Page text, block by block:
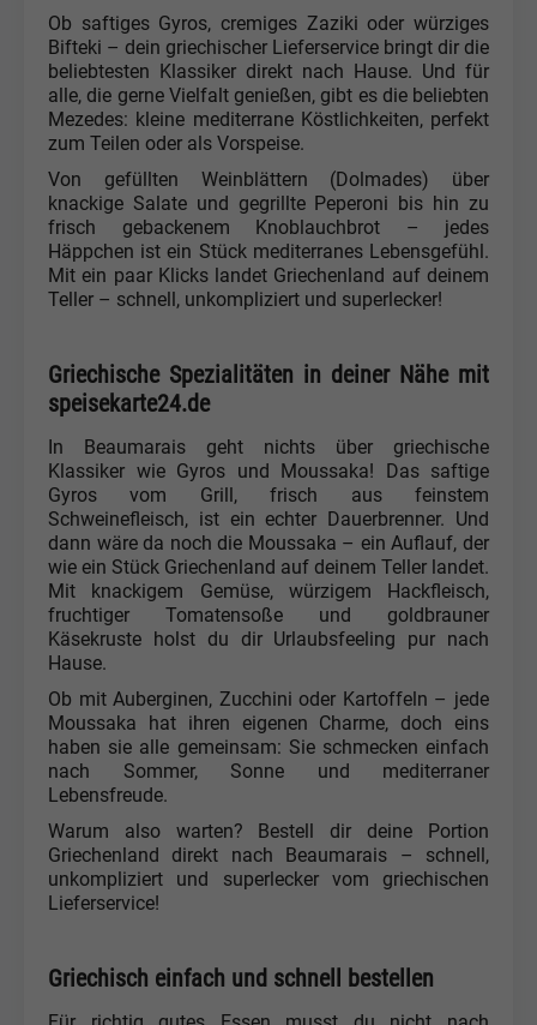
Ob saftiges Gyros, cremiges Zaziki oder würziges
Bifteki – dein griechischer Lieferservice bringt dir die
beliebtesten Klassiker direkt nach Hause. Und für
alle, die gerne Vielfalt genießen, gibt es die beliebten
Mezedes: kleine mediterrane Köstlichkeiten, perfekt
zum Teilen oder als Vorspeise.
Von gefüllten Weinblättern (Dolmades) über
knackige Salate und gegrillte Peperoni bis hin zu
frisch gebackenem Knoblauchbrot – jedes
Häppchen ist ein Stück mediterranes Lebensgefühl.
Mit ein paar Klicks landet Griechenland auf deinem
Teller – schnell, unkompliziert und superlecker!
Griechische Spezialitäten in deiner Nähe mit
speisekarte24.de
In Beaumarais geht nichts über griechische
Klassiker wie Gyros und Moussaka! Das saftige
Gyros vom Grill, frisch aus feinstem
Schweinefleisch, ist ein echter Dauerbrenner. Und
dann wäre da noch die Moussaka – ein Auflauf, der
wie ein Stück Griechenland auf deinem Teller landet.
Mit knackigem Gemüse, würzigem Hackfleisch,
fruchtiger Tomatensoße und goldbrauner
Käsekruste holst du dir Urlaubsfeeling pur nach
Hause.
Ob mit Auberginen, Zucchini oder Kartoffeln – jede
Moussaka hat ihren eigenen Charme, doch eins
haben sie alle gemeinsam: Sie schmecken einfach
nach Sommer, Sonne und mediterraner
Lebensfreude.
Warum also warten? Bestell dir deine Portion
Griechenland direkt nach Beaumarais – schnell,
unkompliziert und superlecker vom griechischen
Lieferservice!
Griechisch einfach und schnell bestellen